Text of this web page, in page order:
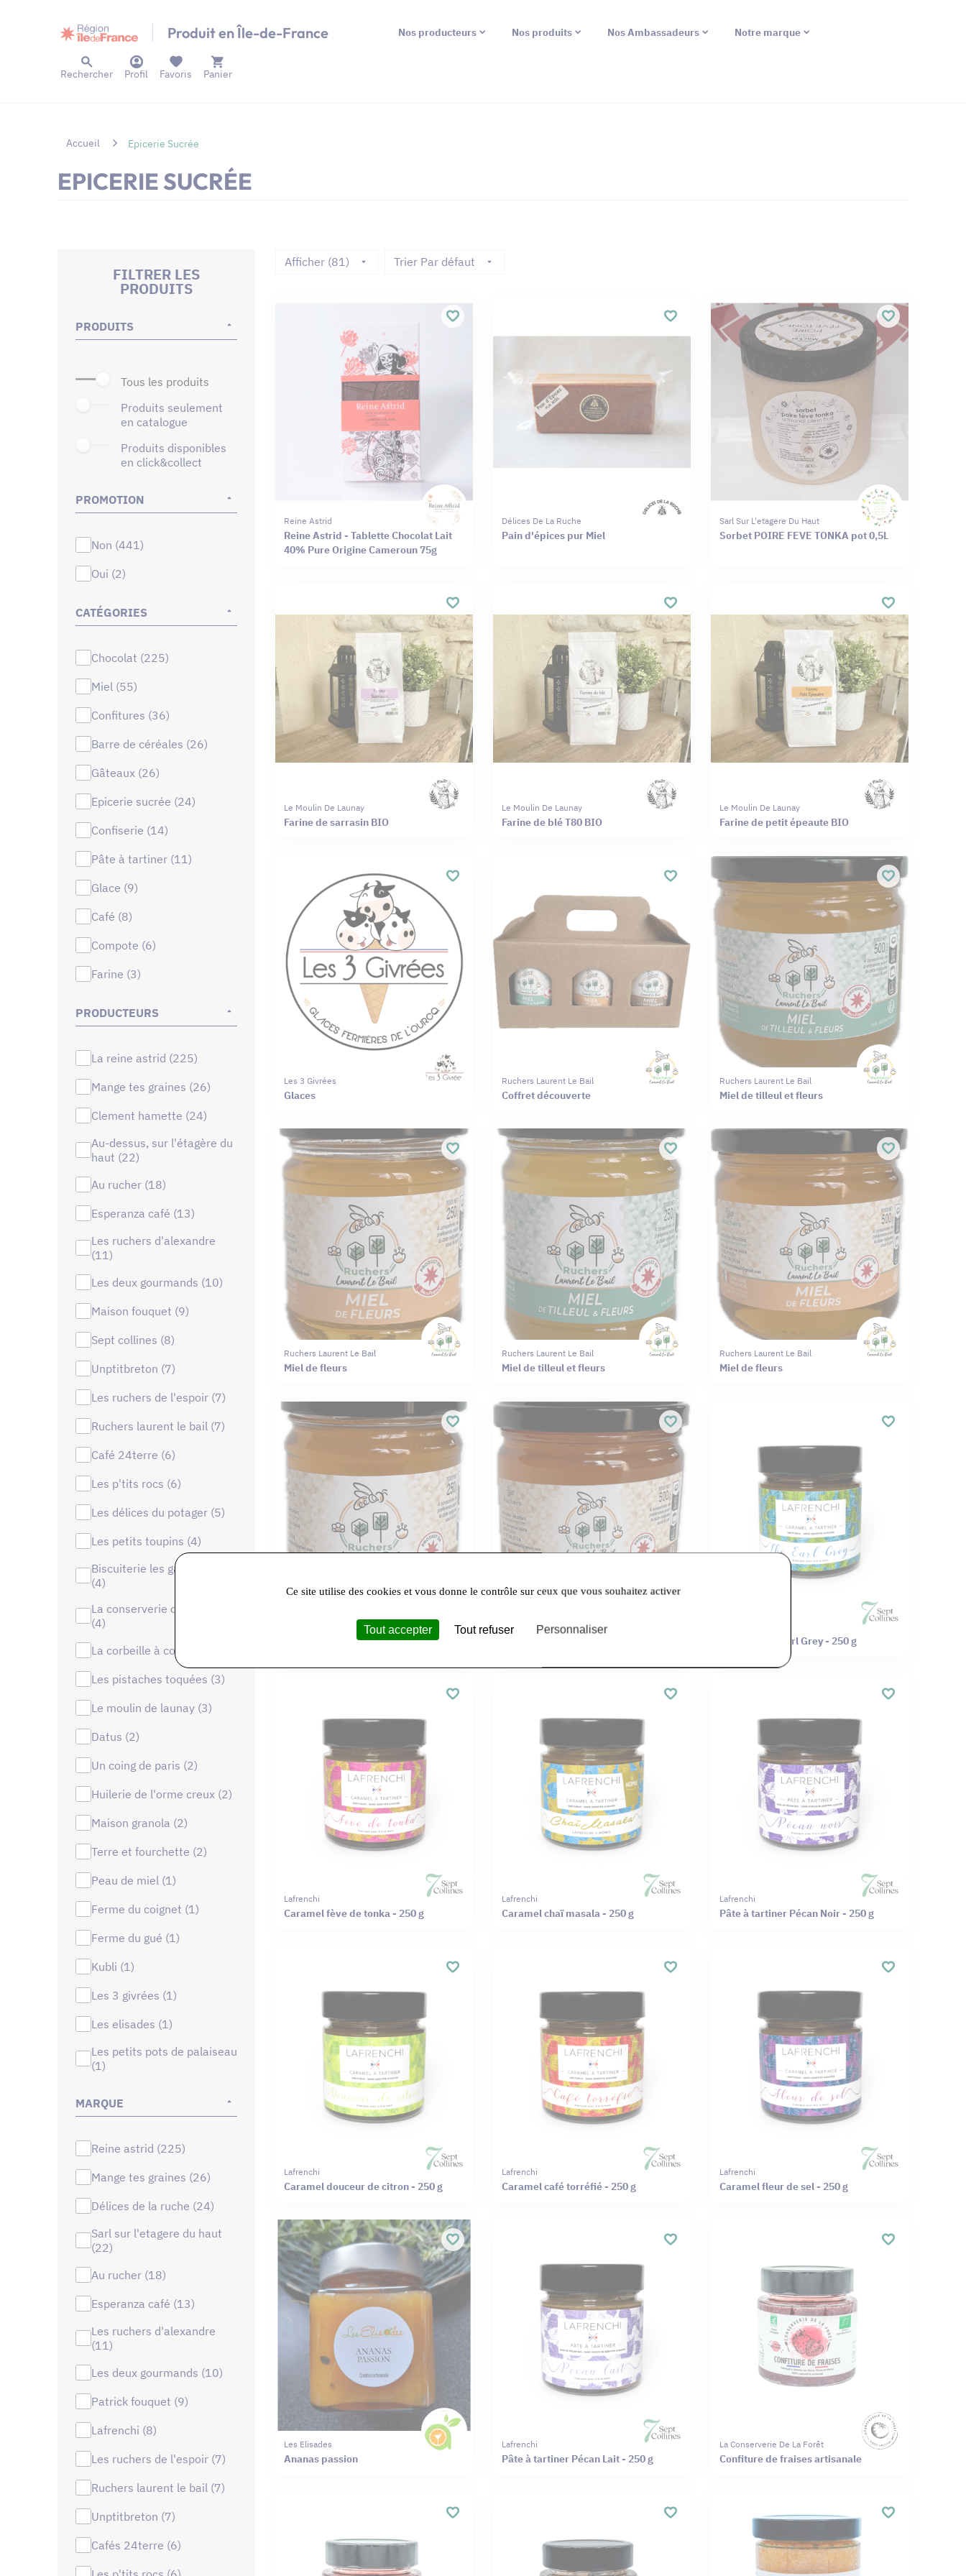
Produit en Île-de-France Nos producteurs Nos produits Nos Ambassadeurs Notre marque
Rechercher Profil Panier
Favoris
Accueil Epicerie Sucrée
EPICERIE SUCRÉE
FILTRER LES
PRODUITS
PRODUITS
tous les produits
produits seulement
en catalogue
produits disponibles
en click&collect
PROMOTION
non (441)
oui (2)
CATÉGORIES
chocolat (225)
miel (55)
confitures (36)
barre de céréales (26)
gâteaux (26)
epicerie sucrée (24)
confiserie (14)
pâte à tartiner (11)
glace (9)
café (8)
compote (6)
farine (3)
PRODUCTEURS
la reine astrid (225)
mange tes graines (26)
clement hamette (24)
au-dessus, sur l'étagère du
haut (22)
au rucher (18)
esperanza café (13)
les ruchers d'alexandre
(11)
les deux gourmands (10)
maison fouquet (9)
sept collines (8)
unptitbreton (7)
les ruchers de l'espoir (7)
ruchers laurent le bail (7)
café 24terre (6)
les p'tits rocs (6)
les délices du potager (5)
les petits toupins (4)
biscuiterie les gavroches
(4)
la conserverie de la forêt
(4)
la corbeille à confitures (4)
les pistaches toquées (3)
le moulin de launay (3)
datus (2)
un coing de paris (2)
huilerie de l'orme creux (2)
maison granola (2)
terre et fourchette (2)
peau de miel (1)
ferme du coignet (1)
ferme du gué (1)
kubli (1)
les 3 givrées (1)
les elisades (1)
les petits pots de palaiseau
(1)
MARQUE
reine astrid (225)
mange tes graines (26)
délices de la ruche (24)
sarl sur l'etagere du haut
(22)
au rucher (18)
esperanza café (13)
les ruchers d'alexandre
(11)
les deux gourmands (10)
patrick fouquet (9)
lafrenchi (8)
les ruchers de l'espoir (7)
ruchers laurent le bail (7)
unptitbreton (7)
cafés 24terre (6)
Afficher (81) Trier Par défaut
Reine Astrid
Reine Astrid - Tablette Chocolat Lait
40% Pure Origine Cameroun 75g
Délices De La Ruche
Pain d'épices pur Miel
Sarl Sur L'etagere Du Haut
Sorbet POIRE FEVE TONKA pot 0,5L
Le Moulin De Launay
Farine de sarrasin BIO
Le Moulin De Launay
Farine de blé T80 BIO
Le Moulin De Launay
Farine de petit épeaute BIO
Les 3 Givrées
Glaces
Ruchers Laurent Le Bail
Coffret découverte
Ruchers Laurent Le Bail
Miel de tilleul et fleurs
Ruchers Laurent Le Bail
Miel de fleurs
Ruchers Laurent Le Bail
Miel de tilleul et fleurs
Ruchers Laurent Le Bail
Miel de fleurs
Ruchers Laurent Le Bail
Miel de châtaignier
Ruchers Laurent Le Bail
Caramel thé Earl Grey - 250 g
Lafrenchi
Caramel fève de tonka - 250 g
Lafrenchi
Caramel chaï masala - 250 g
Lafrenchi
Pâte à tartiner Pécan Noir - 250 g
Lafrenchi
Caramel douceur de citron - 250 g
Lafrenchi
Caramel café torréfié - 250 g
Lafrenchi
Caramel fleur de sel - 250 g
Les Elisades
Ananas passion
Lafrenchi
Pâte à tartiner Pécan Lait - 250 g
La Conserverie De La Forêt
Confiture de fraises artisanale
Ce site utilise des cookies et vous donne le contrôle sur ceux que vous souhaitez activer
Tout accepter Tout refuser Personnaliser